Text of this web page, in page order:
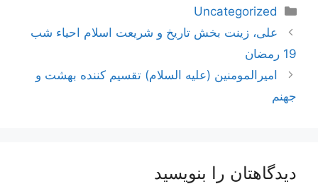
دسته‌ها
Uncategorized
ناوبری
نوشته‌ها
علی، زینت بخش تاریخ و شریعت اسلام احیاء شب
19 رمضان
امیرالمومنین (علیه السلام) تقسیم کننده بهشت و
جهنم
دیدگاهتان را بنویسید